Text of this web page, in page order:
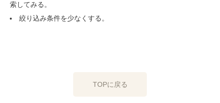
索してみる。
絞り込み条件を少なくする。
TOPに戻る